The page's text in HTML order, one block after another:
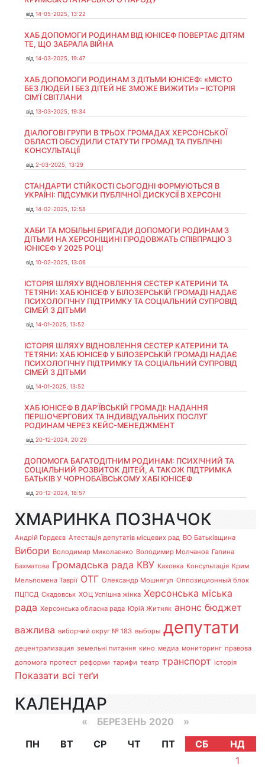
від 14-05-2025, 13:22
ХАБ ДОПОМОГИ РОДИНАМ ВІД ЮНІСЕФ ПОВЕРТАЄ ДІТЯМ
ТЕ, ЩО ЗАБРАЛА ВІЙНА
від 14-03-2025, 19:47
ХАБ ДОПОМОГИ РОДИНАМ З ДІТЬМИ ЮНІСЕФ: «МІСТО
БЕЗ ЛЮДЕЙ І БЕЗ ДІТЕЙ НЕ ЗМОЖЕ ВИЖИТИ» – ІСТОРІЯ
СІМʼЇ СВІТЛАНИ
від 13-03-2025, 19:34
ДІАЛОГОВІ ГРУПИ В ТРЬОХ ГРОМАДАХ ХЕРСОНСЬКОЇ
ОБЛАСТІ ОБСУДИЛИ СТАТУТИ ГРОМАД ТА ПУБЛІЧНІ
КОНСУЛЬТАЦІЇ
від 2-03-2025, 13:29
СТАНДАРТИ СТІЙКОСТІ СЬОГОДНІ ФОРМУЮТЬСЯ В
УКРАЇНІ: ПІДСУМКИ ПУБЛІЧНОЇ ДИСКУСІЇ В ХЕРСОНІ
від 14-02-2025, 12:58
ХАБИ ТА МОБІЛЬНІ БРИГАДИ ДОПОМОГИ РОДИНАМ З
ДІТЬМИ НА ХЕРСОНЩИНІ ПРОДОВЖАТЬ СПІВПРАЦЮ З
ЮНІСЕФ У 2025 РОЦІ
від 10-02-2025, 13:06
ІСТОРІЯ ШЛЯХУ ВІДНОВЛЕННЯ СЕСТЕР КАТЕРИНИ ТА
ТЕТЯНИ: ХАБ ЮНІСЕФ У БІЛОЗЕРСЬКІЙ ГРОМАДІ НАДАЄ
ПСИХОЛОГІЧНУ ПІДТРИМКУ ТА СОЦІАЛЬНИЙ СУПРОВІД
СІМЕЙ З ДІТЬМИ
від 14-01-2025, 13:52
ІСТОРІЯ ШЛЯХУ ВІДНОВЛЕННЯ СЕСТЕР КАТЕРИНИ ТА
ТЕТЯНИ: ХАБ ЮНІСЕФ У БІЛОЗЕРСЬКІЙ ГРОМАДІ НАДАЄ
ПСИХОЛОГІЧНУ ПІДТРИМКУ ТА СОЦІАЛЬНИЙ СУПРОВІД
СІМЕЙ З ДІТЬМИ
від 14-01-2025, 13:52
ХАБ ЮНІСЕФ В ДАР’ЇВСЬКІЙ ГРОМАДІ: НАДАННЯ
ПЕРШОЧЕРГОВИХ ТА ІНДИВІДУАЛЬНИХ ПОСЛУГ
РОДИНАМ ЧЕРЕЗ КЕЙС-МЕНЕДЖМЕНТ
від 20-12-2024, 20:29
ДОПОМОГА БАГАТОДІТНИМ РОДИНАМ: ПСИХІЧНИЙ ТА
СОЦІАЛЬНИЙ РОЗВИТОК ДІТЕЙ, А ТАКОЖ ПІДТРИМКА
БАТЬКІВ У ЧОРНОБАЇВСЬКОМУ ХАБІ ЮНІСЕФ
від 20-12-2024, 18:57
ХМАРИНКА ПОЗНАЧОК
Андрій Гордєєв Атестація депутатів місцевих рад ВО Батьківщина
Вибори Володимир Миколаєнко Володимир Молчанов Галина
Бахматова Громадська рада КВУ Каховка Консультація Крим
Мельпомена Таврії ОТГ Олександр Мошнягул Оппозиционный блок
ПЦПСД Скадовськ ХОЦ Успішна жінка Херсонська міська
рада Херсонська обласна рада Юрій Житняк анонс бюджет
важлива виборчий округ № 183 выборы депутати
децентрализация земельні питання кино медиа мониторинг правова
допомога протест реформи тарифи театр транспорт історія
Показати всі теґи
КАЛЕНДАР
« БЕРЕЗЕНЬ 2020 »
ПН
ВТ СР ЧТ ПТ СБ
НД
1